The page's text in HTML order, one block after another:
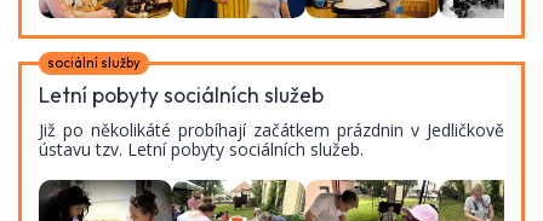
sociální služby
Letní pobyty sociálních služeb
Již po několikáté probíhají začátkem prázdnin v Jedličkově
ústavu tzv. Letní pobyty sociálních služeb.